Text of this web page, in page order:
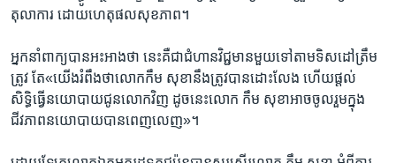
តុលាការ ដោយ​ហេតុផល​សុខភាព។
អ្នក​នាំពាក្យ​បាន​អះអាងថា នេះ​គឺ​ជា​ជំហាន​វិជ្ជមាន​មួយ​ទៅ​តាម​ទិសដៅ​ត្រឹម
ត្រូវ​ តែ​«យេីង​រំពឹង​ថា​លោក​កឹម សុខានឹង​ត្រូវ​បាន​ដោះលែង​ ហេីយ​ផ្តល់​
សិទ្ធិធ្វេី​នយោបាយ​ជូន​លោក​វិញ​ ដូច​នេះលោក កឹម សុខាអាច​ចូល​រួម​ក្នុង
ជីវភាព​នយោបាយ​បាន​ពេញលេញ»។